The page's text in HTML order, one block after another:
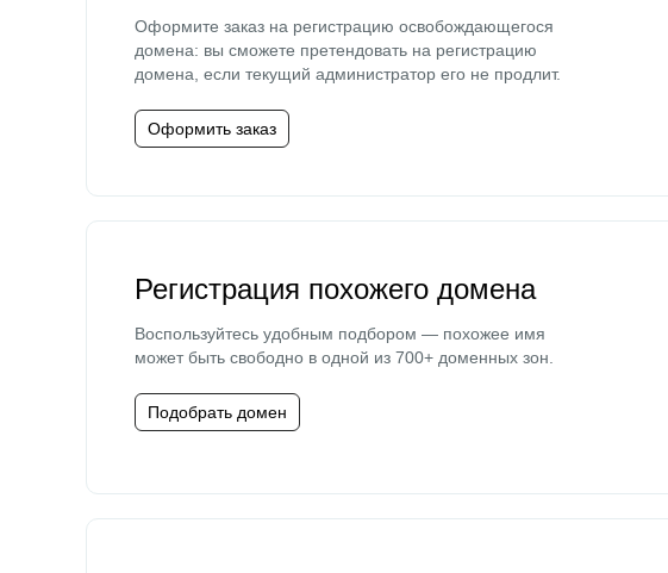
Оформите заказ на регистрацию освобождающегося
домена: вы сможете претендовать на регистрацию
домена, если текущий администратор его не продлит.
Оформить заказ
Регистрация похожего домена
Воспользуйтесь удобным подбором — похожее имя
может быть свободно в одной из 700+ доменных зон.
Подобрать домен